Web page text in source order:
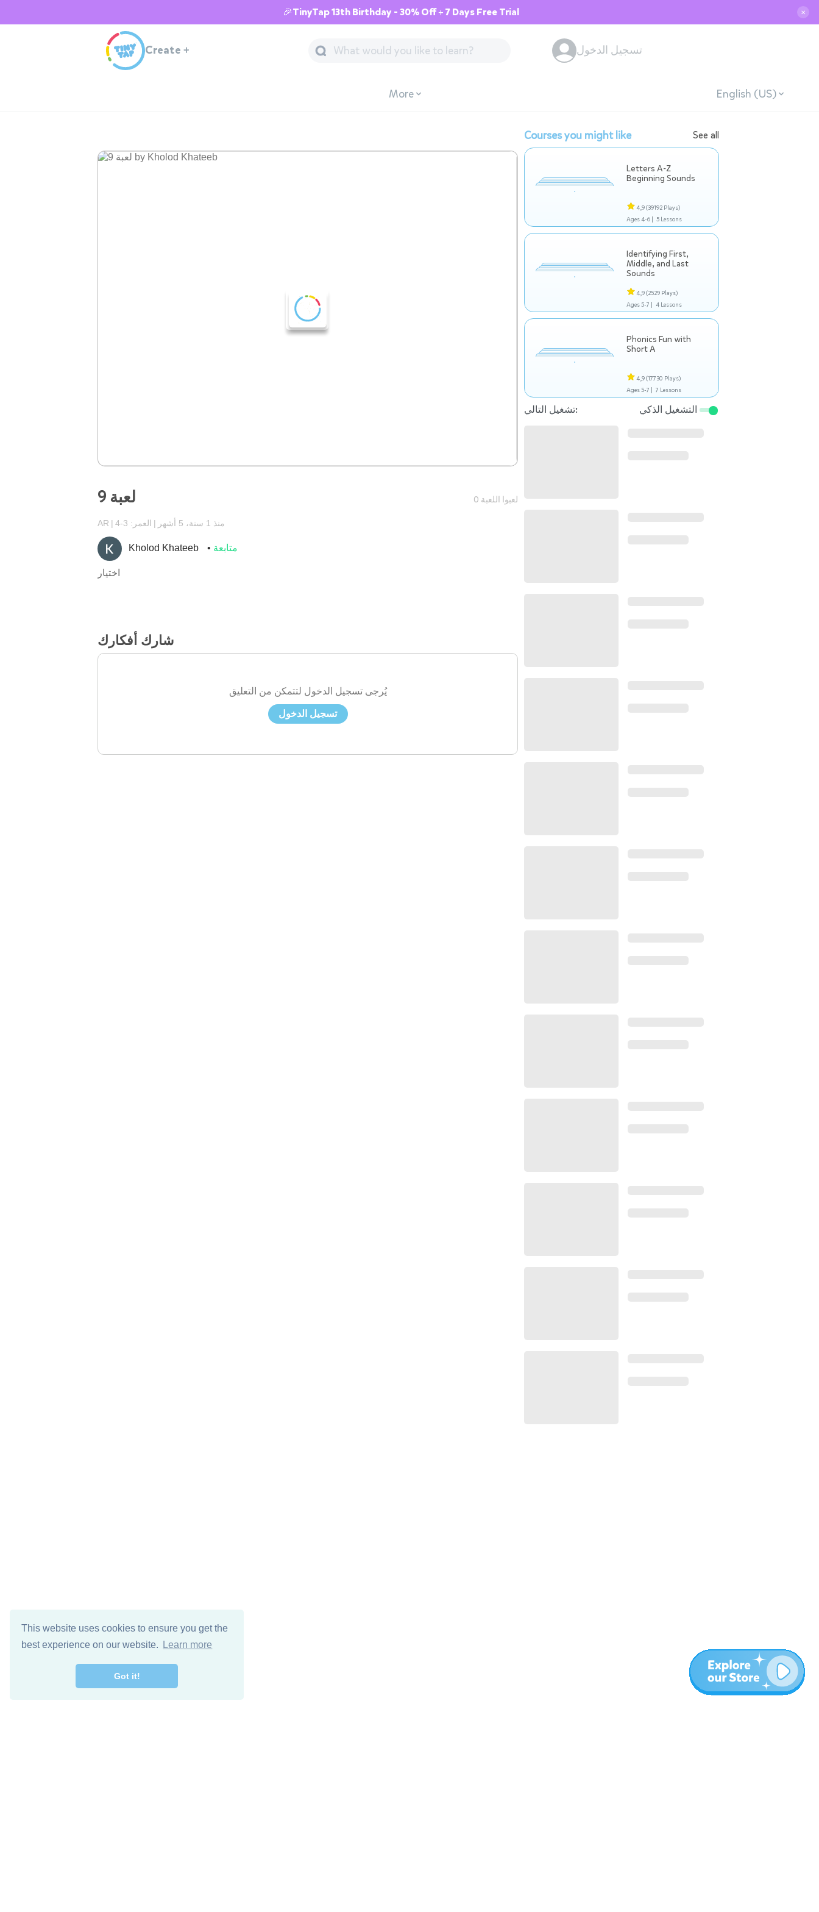
This website uses cookies to ensure you get the
best experience on our website.
Learn more
Got it!
🎉TinyTap 13th Birthday - 30% Off + 7 Days Free Trial ✕
Create + تسجيل الدخول
More English (US)
لعبة 9 0 لعبوا اللعبة
AR العمر: 3-4 منذ 1 سنة، 5 أشهر
Kholod Khateeb متابعة
اختيار
شارك أفكارك
يُرجى تسجيل الدخول لتتمكن من التعليق
تسجيل الدخول
Courses you might like See all
Letters A-Z
Beginning Sounds
4,9(39192 Plays)
Ages 4-6 | 5 Lessons
Identifying First,
Middle, and Last
Sounds
4,9(2529 Plays)
Ages 5-7 | 4 Lessons
Phonics Fun with
Short A
4,9(17730 Plays)
Ages 5-7 | 7 Lessons
تشغيل التالي: